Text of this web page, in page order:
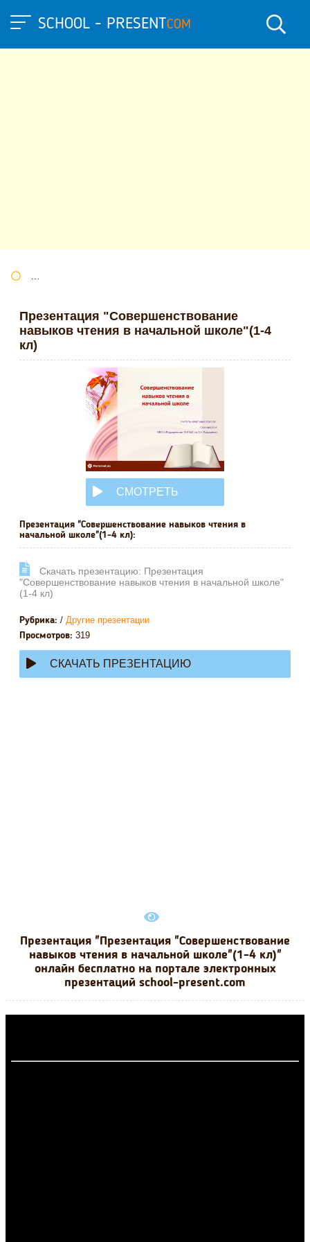
SCHOOL - PRESENTCOM
Презентация "Совершенствование
навыков чтения в начальной школе"(1-4
кл)
СМОТРЕТЬ
Презентация "Совершенствование навыков чтения в
начальной школе"(1-4 кл):
Cкачать презентацию: Презентация
"Совершенствование навыков чтения в начальной школе"
(1-4 кл)
Рубрика: / Другие презентации
Просмотров: 319
СКАЧАТЬ ПРЕЗЕНТАЦИЮ
Презентация "Презентация "Совершенствование
навыков чтения в начальной школе"(1-4 кл)"
онлайн бесплатно на портале электронных
презентаций school-present.com